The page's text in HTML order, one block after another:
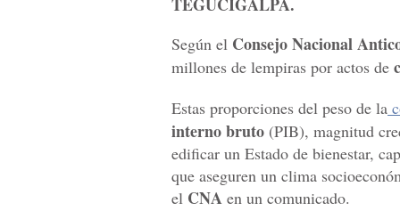
TEGUCIGALPA.
Según el Consejo Nacional
millones de lempiras por actos de
Estas proporciones del peso de la
interno bruto (PIB), magnitud
edificar un Estado de bienestar,
que aseguren un clima
el CNA en un comunicado.